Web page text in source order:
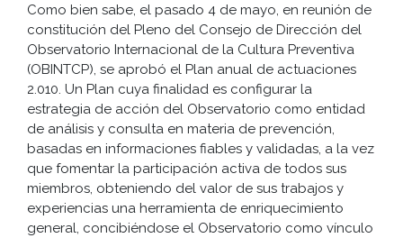
Como bien sabe, el pasado 4 de mayo, en reunión de
constitución del Pleno del Consejo de Dirección del
Observatorio Internacional de la Cultura Preventiva
(OBINTCP), se aprobó el Plan anual de actuaciones
2.010. Un Plan cuya finalidad es configurar la
estrategia de acción del Observatorio como entidad
de análisis y consulta en materia de prevención,
basadas en informaciones fiables y validadas, a la vez
que fomentar la participación activa de todos sus
miembros, obteniendo del valor de sus trabajos y
experiencias una herramienta de enriquecimiento
general, concibiéndose el Observatorio como vínculo